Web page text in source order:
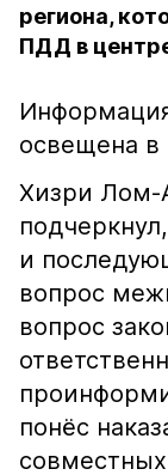
региона,
ПДД в
освещена в
Хизри Лом-
и
вопрос
вопрос
понёс